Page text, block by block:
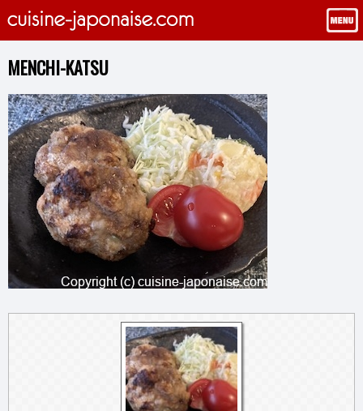
MENCHI-KATSU